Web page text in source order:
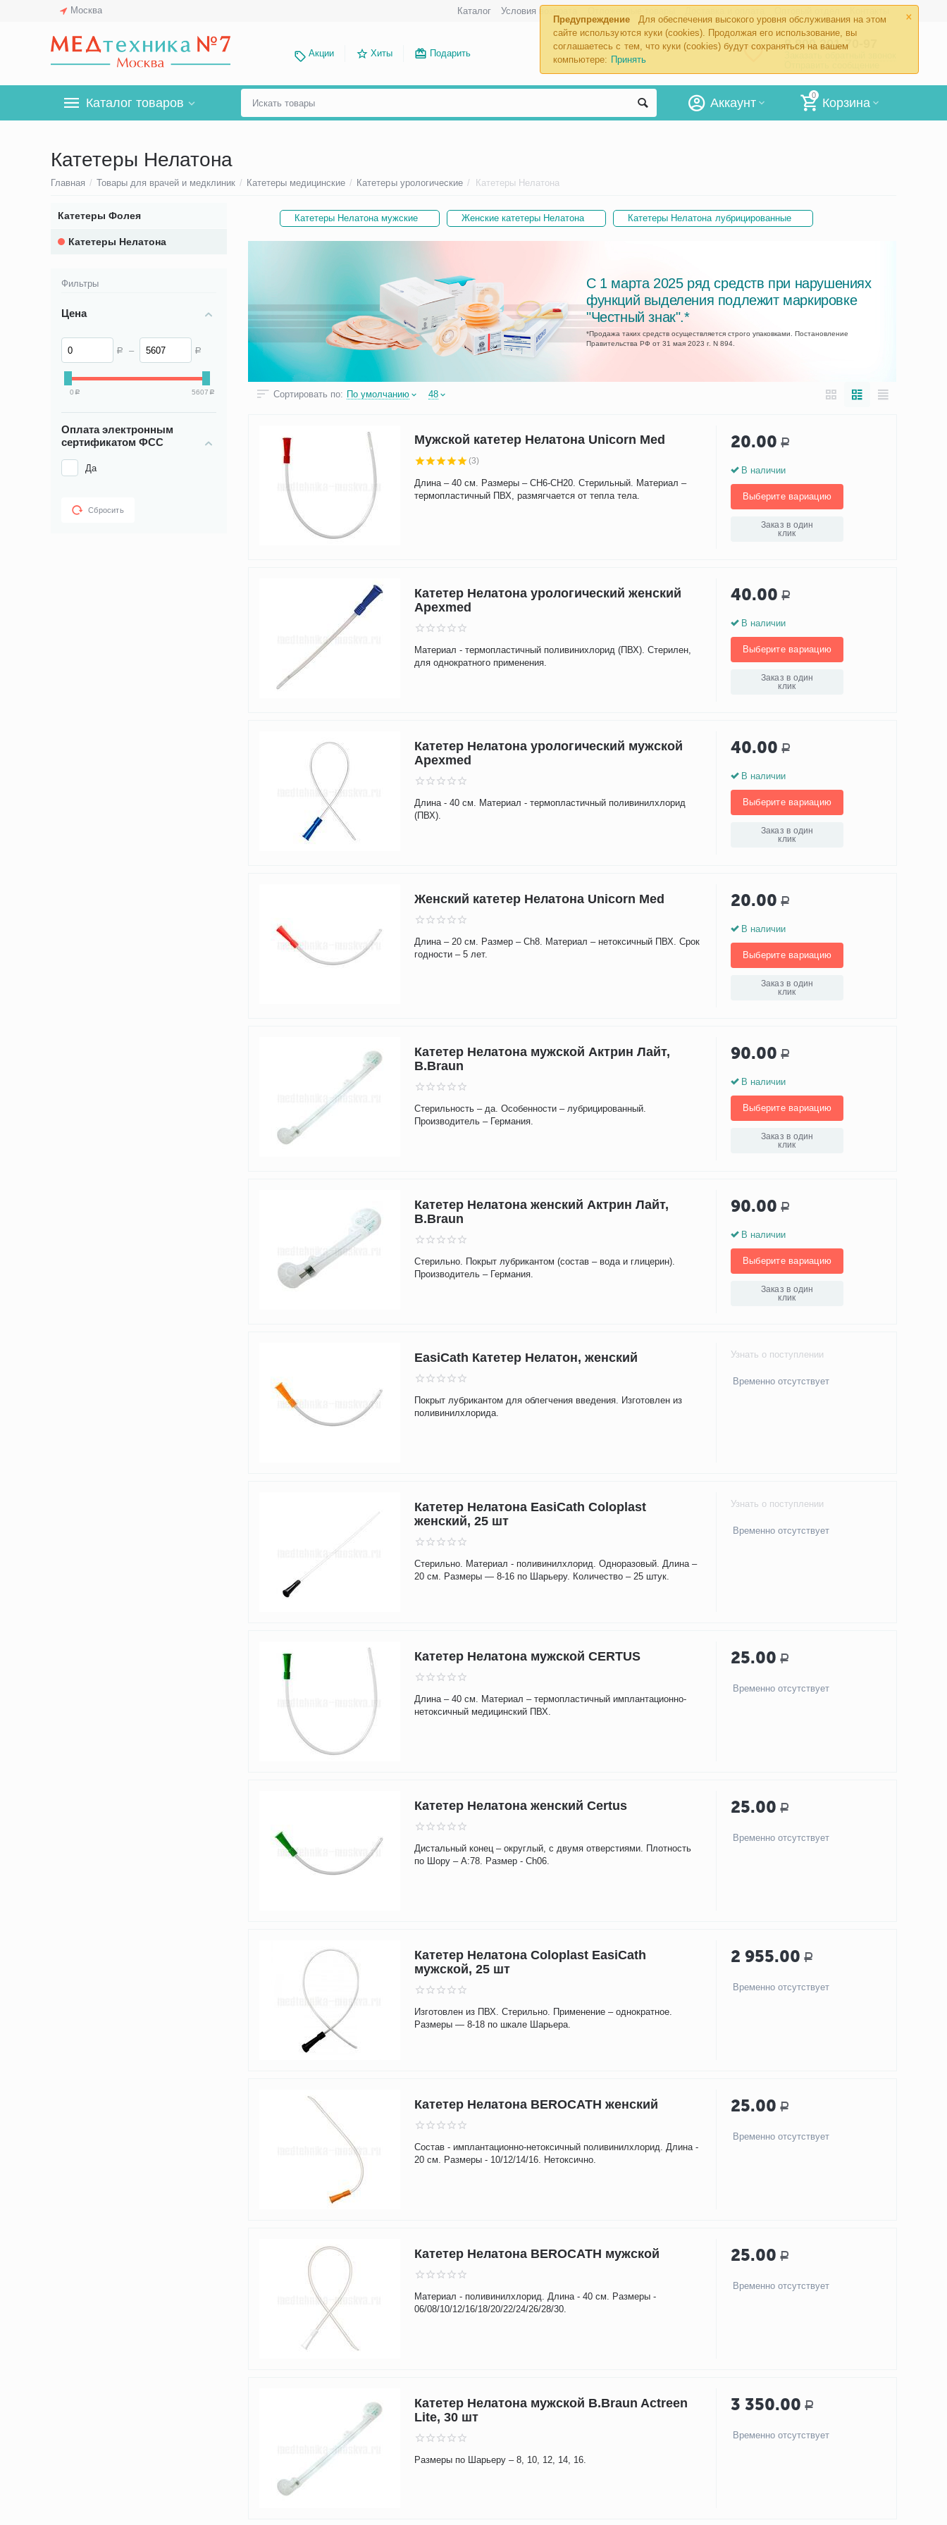
×
Предупреждение
Для обеспечения высокого уровня обслуживания на этом
сайте используются куки (cookies). Продолжая его использование, вы
соглашаетесь с тем, что куки (cookies) будут сохраняться на вашем
компьютере: Принять
Москва Каталог Условия возврата
Акции Хиты Подарить
8 800 201-70-97
Каталог товаров
0
Корзина
Аккаунт
Катетеры Нелатона
Главная / Товары для врачей и медклиник / Катетеры медицинские / Катетеры урологические / Катетеры Нелатона
Катетеры Нелатона мужские Женские катетеры Нелатона Катетеры Нелатона лубрицированные
С 1 марта 2025 ряд средств при нарушениях
функций выделения подлежит маркировке
"Честный знак".*
*Продажа таких средств осуществляется строго упаковками. Постановление
Правительства РФ от 31 мая 2023 г. N 894.
Сортировать по: По умолчанию 48
Мужской катетер Нелатона Unicorn Med
(3)
Длина – 40 см. Размеры – CH6-CH20. Стерильный. Материал –
термопластичный ПВХ, размягчается от тепла тела.
20.00 Р
В наличии
Выберите вариацию
Заказ в один
клик
Катетер Нелатона урологический женский
Apexmed
Материал - термопластичный поливинихлорид (ПВХ). Стерилен,
для однократного применения.
40.00 Р
В наличии
Выберите вариацию
Заказ в один
клик
Катетер Нелатона урологический мужской
Apexmed
Длина - 40 см. Материал - термопластичный поливинилхлорид
(ПВХ).
40.00 Р
В наличии
Выберите вариацию
Заказ в один
клик
Женский катетер Нелатона Unicorn Med
Длина – 20 см. Размер – Ch8. Материал – нетоксичный ПВХ. Срок
годности – 5 лет.
20.00 Р
В наличии
Выберите вариацию
Заказ в один
клик
Катетер Нелатона мужской Актрин Лайт,
B.Braun
Стерильность – да. Особенности – лубрицированный.
Производитель – Германия.
90.00 Р
В наличии
Выберите вариацию
Заказ в один
клик
Катетер Нелатона женский Актрин Лайт,
B.Braun
Стерильно. Покрыт лубрикантом (состав – вода и глицерин).
Производитель – Германия.
90.00 Р
В наличии
Выберите вариацию
Заказ в один
клик
EasiCath Катетер Нелатон, женский
Покрыт лубрикантом для облегчения введения. Изготовлен из
поливинилхлорида.
Узнать о поступлении
Временно отсутствует
Катетер Нелатона EasiCath Coloplast
женский, 25 шт
Стерильно. Материал - поливинилхлорид. Одноразовый. Длина –
20 см. Размеры — 8-16 по Шарьеру. Количество – 25 штук.
Узнать о поступлении
Временно отсутствует
Катетер Нелатона мужской CERTUS
Длина – 40 см. Материал – термопластичный имплантационно-
нетоксичный медицинский ПВХ.
25.00 Р
Временно отсутствует
Катетер Нелатона женский Certus
Дистальный конец – округлый, с двумя отверстиями. Плотность
по Шору – А:78. Размер - Ch06.
25.00 Р
Временно отсутствует
Катетер Нелатона Coloplast EasiCath
мужской, 25 шт
Изготовлен из ПВХ. Стерильно. Применение – однократное.
Размеры — 8-18 по шкале Шарьера.
2 955.00 Р
Временно отсутствует
Катетер Нелатона BEROCATH женский
Состав - имплантационно-нетоксичный поливинилхлорид. Длина -
20 см. Размеры - 10/12/14/16. Нетоксично.
25.00 Р
Временно отсутствует
Катетер Нелатона BEROCATH мужской
Материал - поливинилхлорид. Длина - 40 см. Размеры -
06/08/10/12/16/18/20/22/24/26/28/30.
25.00 Р
Временно отсутствует
Катетер Нелатона мужской B.Braun Actreen
Lite, 30 шт
Размеры по Шарьеру – 8, 10, 12, 14, 16.
3 350.00 Р
Временно отсутствует
Катетеры Фолея
Катетеры Нелатона
Фильтры
Цена
Р – Р
0 Р 5607 Р
Оплата электронным
сертификатом ФСС
Да
Сбросить